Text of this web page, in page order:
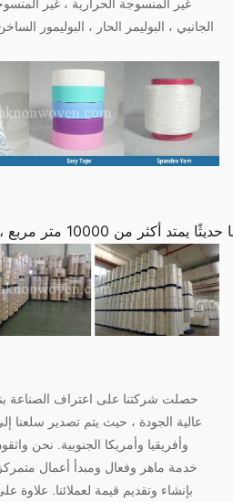
الجانبي ، البوليمر الحار ، البوليمور
حصلت شركتنا على اعتراف الصناعة
عالية الجودة ، حيث يتم تصدير
وأفريقيا وأمريكا الجنوبية. نحن
خدمة ماهر وفعال ومبدأ أعمال
بإنشاء وتقديم قيمة لعملائنا. علاوة